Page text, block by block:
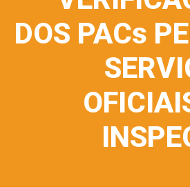
DOS PACs